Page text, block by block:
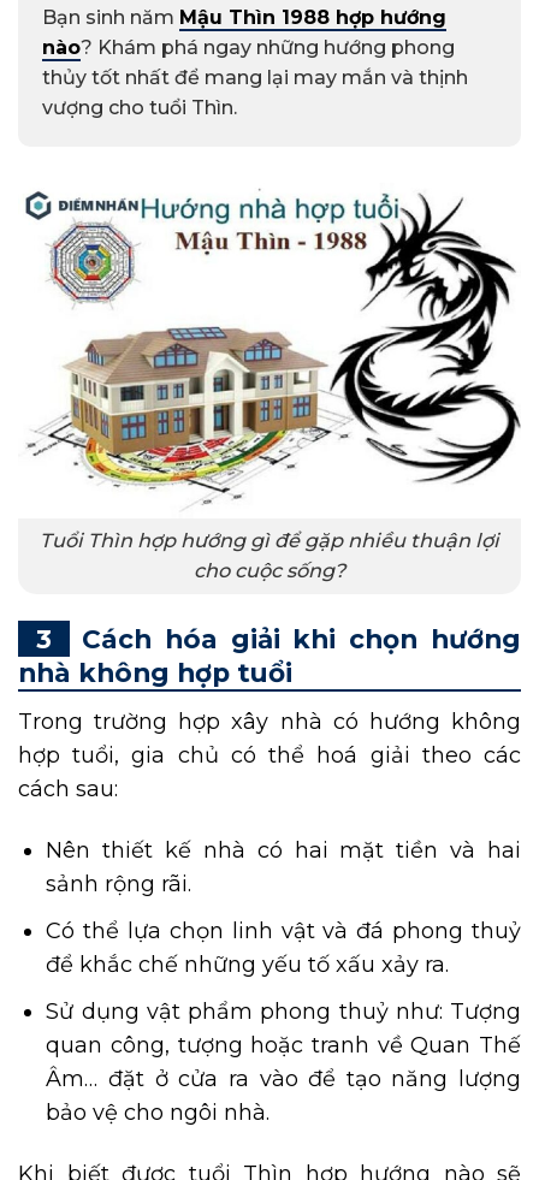
Bạn sinh năm Mậu Thìn 1988 hợp hướng
nào? Khám phá ngay những hướng phong
thủy tốt nhất để mang lại may mắn và thịnh
vượng cho tuổi Thìn.
Tuổi Thìn hợp hướng gì để gặp nhiều thuận lợi
cho cuộc sống?
Cách hóa giải khi chọn hướng
nhà không hợp tuổi
Trong trường hợp xây nhà có hướng không
hợp tuổi, gia chủ có thể hoá giải theo các
cách sau:
Nên thiết kế nhà có hai mặt tiền và hai
sảnh rộng rãi.
Có thể lựa chọn linh vật và đá phong thuỷ
để khắc chế những yếu tố xấu xảy ra.
Sử dụng vật phẩm phong thuỷ như: Tượng
quan công, tượng hoặc tranh về Quan Thế
Âm… đặt ở cửa ra vào để tạo năng lượng
bảo vệ cho ngôi nhà.
Khi biết được tuổi Thìn hợp hướng nào sẽ